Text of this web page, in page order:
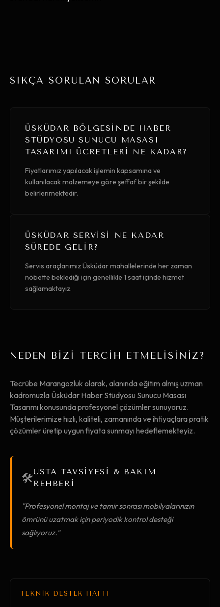
SIKÇA SORULAN SORULAR
ÜSKÜDAR BÖLGESINDE HABER
STÜDYOSU SUNUCU MASASI
TASARIMI ÜCRETLERI NE KADAR?
Fiyatlarımız yapılacak işlemin kapsamına ve
kullanılacak malzemeye göre şeffaf bir şekilde
belirlenmektedir.
ÜSKÜDAR SERVISI NE KADAR
SÜREDE GELIR?
Servis araçlarımız Üsküdar mahallelerinde her zaman
nöbette beklediği için genellikle 1 saat içinde hizmet
sağlamaktayız.
NEDEN BİZİ TERCİH ETMELİSİNİZ?
Tecrübe Marangozluk olarak, alanında eğitim almış uzman
kadromuzla Üsküdar Haber Stüdyosu Sunucu Masası
Tasarımı konusunda profesyonel çözümler sunuyoruz.
Müşterilerimize hızlı, kaliteli, zamanında ve ihtiyaçlara pratik
çözümler üretip uygun fiyata sunmayı hedeflemekteyiz.
🛠️USTA TAVSİYESİ & BAKIM
REHBERİ
"Profesyonel montaj ve tamir sonrası mobilyalarınızın
ömrünü uzatmak için periyodik kontrol desteği
sağlıyoruz."
TEKNİK DESTEK HATTI